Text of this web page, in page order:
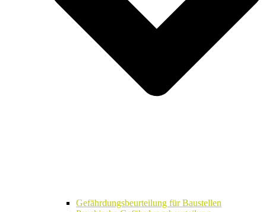
Gefährdungsbeurteilung für Baustellen